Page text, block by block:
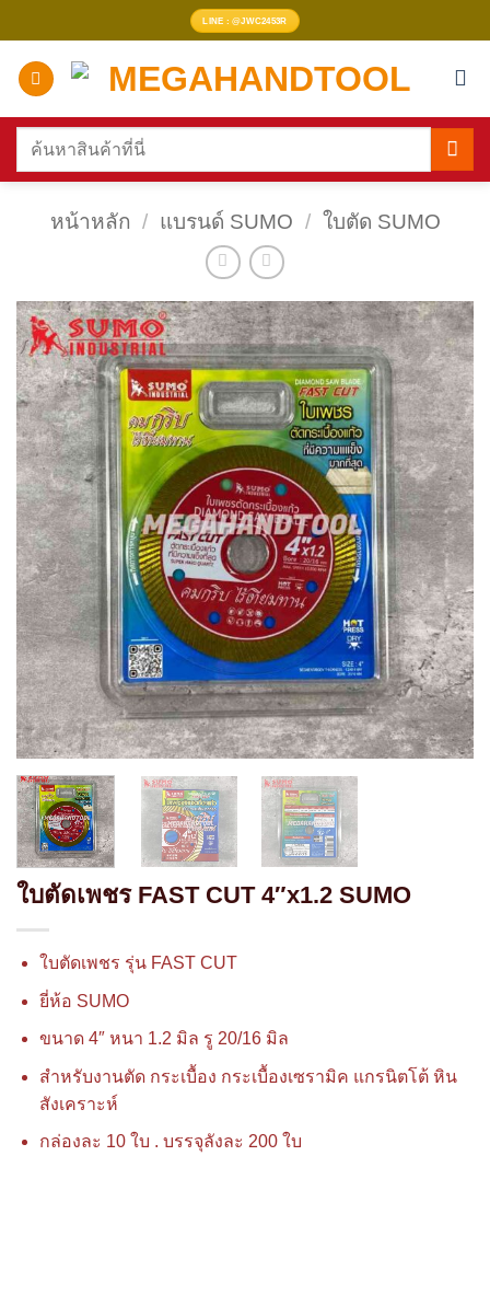
ไป
เนื้อหา
LINE : @JWC2453R
ค้นหา:
หน้าหลัก / แบรนด์ SUMO / ใบตัด SUMO
ใบตัดเพชร FAST CUT 4″x1.2 SUMO
ใบตัดเพชร รุ่น FAST CUT
ยี่ห้อ SUMO
ขนาด 4″ หนา 1.2 มิล รู 20/16 มิล
สำหรับงานตัด กระเบื้อง กระเบื้องเซรามิค แกรนิตโต้ หิน
สังเคราะห์
กล่องละ 10 ใบ . บรรจุลังละ 200 ใบ